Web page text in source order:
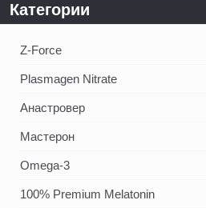
Категории
Z-Force
Plasmagen Nitrate
Анастровер
Мастерон
Omega-3
100% Premium Melatonin